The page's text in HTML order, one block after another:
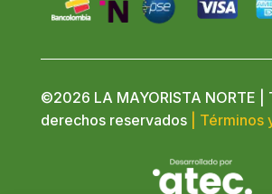
©2026 LA MAYORISTA NORTE |
derechos reservados
|